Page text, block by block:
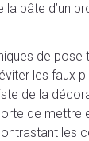
pâte d’un
de pose
les faux
de la
de mettre
les